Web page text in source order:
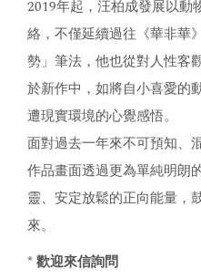
2019年起，汪柏成發展以動
絡，不僅延續過往《華非華
勢」筆法，他也從對人性客
於新作中，如將自小喜愛的
遭現實環境的心覺感悟。
面對過去一年來不可預知、
作品畫面透過更為單純明朗
靈、安定放鬆的正向能量，
來。
* 歡迎來信詢問